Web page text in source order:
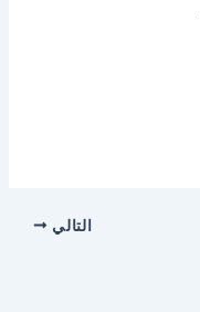
التالي